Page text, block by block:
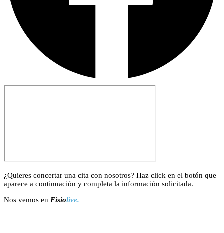
¿Quieres concertar una cita con nosotros? Haz click en el botón que
aparece a continuación y completa la información solicitada.
Nos vemos en Fisiolive.